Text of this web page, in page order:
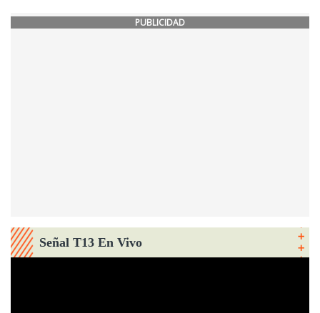
PUBLICIDAD
Señal T13 En Vivo